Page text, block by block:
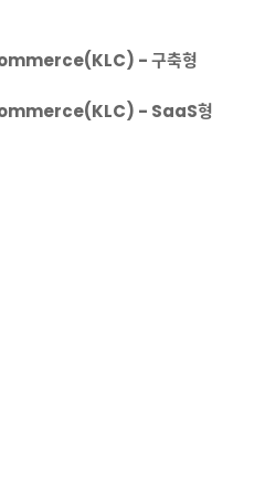
- 구축형
- SaaS형